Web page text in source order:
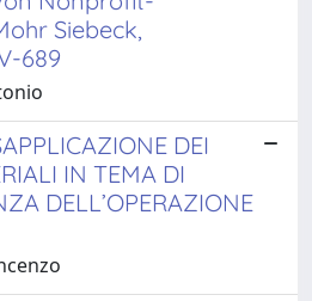
Siebeck,
689
DEI
IN TEMA DI
DELL’OPERAZIONE